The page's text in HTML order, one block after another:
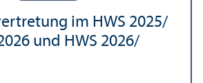
im HWS 2025/
und HWS 2026/